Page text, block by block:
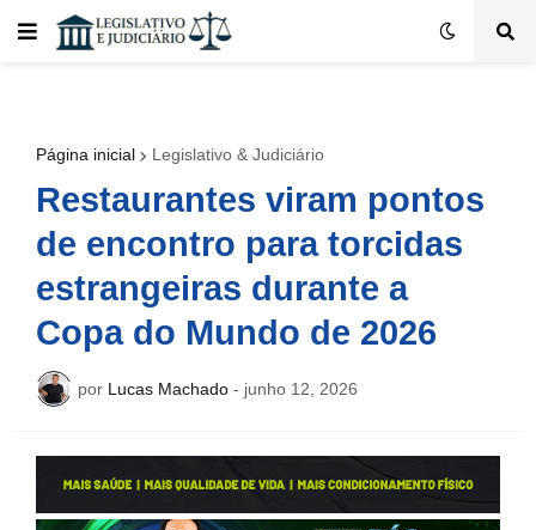
Página inicial Legislativo & Judiciário
Restaurantes viram pontos
de encontro para torcidas
estrangeiras durante a
Copa do Mundo de 2026
por Lucas Machado - junho 12, 2026